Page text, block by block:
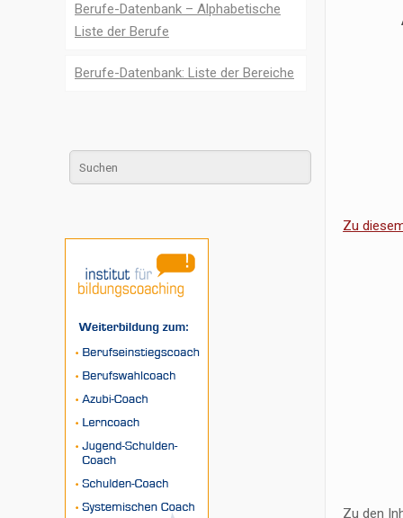
Zu
Zu den
Berufe-Datenbank – Alphabetische
Liste der Berufe
Berufe-Datenbank: Liste der Bereiche